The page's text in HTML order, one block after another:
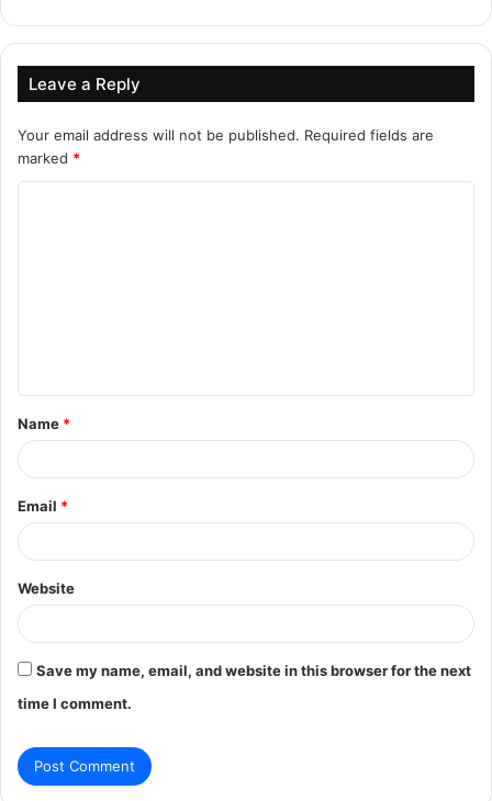
Leave a Reply
Your email address will not be published. Required fields are
marked *
t
*
Name *
Email *
Website
Save my name, email, and website in this browser for the next
time I comment.